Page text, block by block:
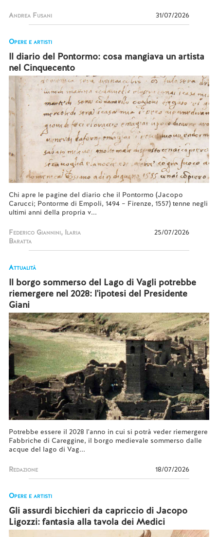
Andrea Fusani 31/07/2026
Opere e artisti
Il diario del Pontormo: cosa mangiava un artista
nel Cinquecento
Chi apre le pagine del diario che il Pontormo (Jacopo
Carucci; Pontorme di Empoli, 1494 – Firenze, 1557) tenne negli
ultimi anni della propria v...
Federico Giannini, Ilaria
Baratta
25/07/2026
Attualità
Il borgo sommerso del Lago di Vagli potrebbe
riemergere nel 2028: l'ipotesi del Presidente
Giani
Potrebbe essere il 2028 l'anno in cui si potrà veder riemergere
Fabbriche di Careggine, il borgo medievale sommerso dalle
acque del lago di Vag...
Redazione 18/07/2026
Opere e artisti
Gli assurdi bicchieri da capriccio di Jacopo
Ligozzi: fantasia alla tavola dei Medici